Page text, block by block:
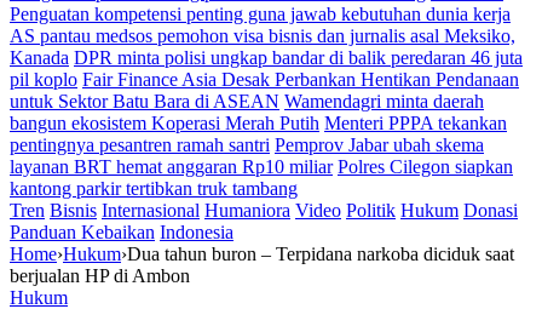
Penguatan kompetensi penting guna jawab kebutuhan dunia kerja
AS pantau medsos pemohon visa bisnis dan jurnalis asal Meksiko,
Kanada DPR minta polisi ungkap bandar di balik peredaran 46 juta
pil koplo Fair Finance Asia Desak Perbankan Hentikan Pendanaan
untuk Sektor Batu Bara di ASEAN Wamendagri minta daerah
bangun ekosistem Koperasi Merah Putih Menteri PPPA tekankan
pentingnya pesantren ramah santri Pemprov Jabar ubah skema
layanan BRT hemat anggaran Rp10 miliar Polres Cilegon siapkan
kantong parkir tertibkan truk tambang
Tren Bisnis Internasional Humaniora Video Politik Hukum Donasi
Panduan Kebaikan Indonesia
Home›Hukum›Dua tahun buron – Terpidana narkoba diciduk saat
berjualan HP di Ambon
Hukum